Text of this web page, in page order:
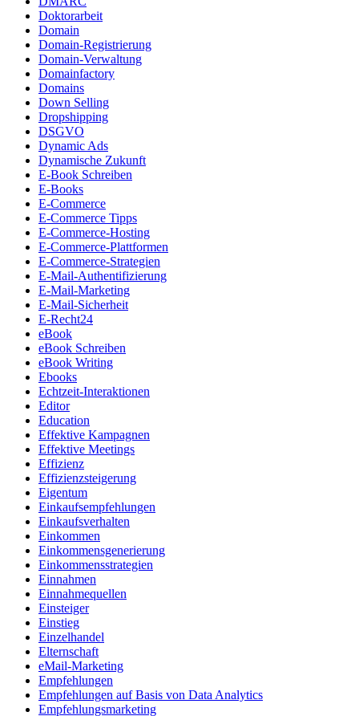
Doktorarbeit
Domain
Domain-Registrierung
Domain-Verwaltung
Domainfactory
Domains
Down Selling
Dropshipping
DSGVO
Dynamic Ads
Dynamische Zukunft
E-Book Schreiben
E-Books
E-Commerce
E-Commerce Tipps
E-Commerce-Hosting
E-Commerce-Plattformen
E-Commerce-Strategien
E-Mail-Authentifizierung
E-Mail-Marketing
E-Mail-Sicherheit
E-Recht24
eBook
eBook Schreiben
eBook Writing
Ebooks
Echtzeit-Interaktionen
Editor
Education
Effektive Kampagnen
Effektive Meetings
Effizienz
Effizienzsteigerung
Eigentum
Einkaufsempfehlungen
Einkaufsverhalten
Einkommen
Einkommensgenerierung
Einkommensstrategien
Einnahmen
Einnahmequellen
Einsteiger
Einstieg
Einzelhandel
Elternschaft
eMail-Marketing
Empfehlungen
Empfehlungen auf Basis von Data Analytics
Empfehlungsmarketing